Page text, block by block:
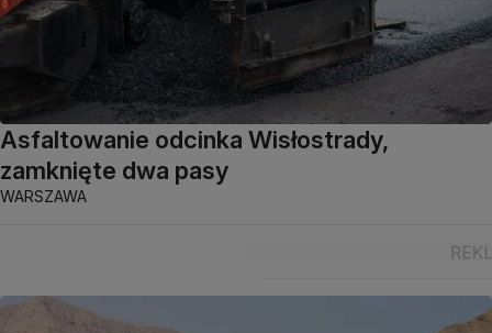
Asfaltowanie odcinka Wisłostrady,
zamknięte dwa pasy
WARSZAWA